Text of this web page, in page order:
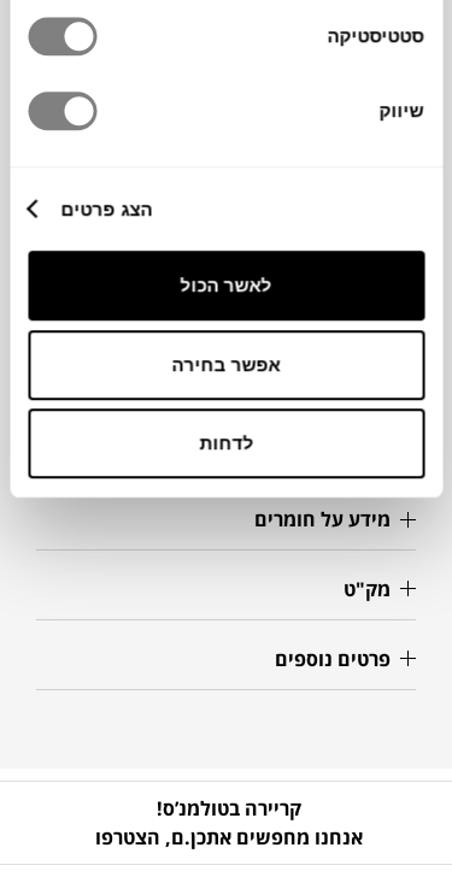
סטטיסטיקה
שיווק
הצג פרטים
לאשר הכול
אפשר בחירה
לדחות
. היא עוצבה על ידי המעצב
הנורווגי Andreas Engesvik ופותחה בשיתוף
בהיגיינת הפה ופועלת באחריות סביבתית.
המברשת עשויה פלסטיק ממוחזר ומצוידת בסיבי
מידע על חומרים
מק"ט
פרטים נוספים
קריירה בטולמנ’ס!
אנחנו מחפשים אתכן.ם, הצטרפו